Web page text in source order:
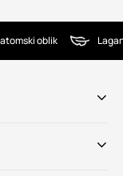
oblik